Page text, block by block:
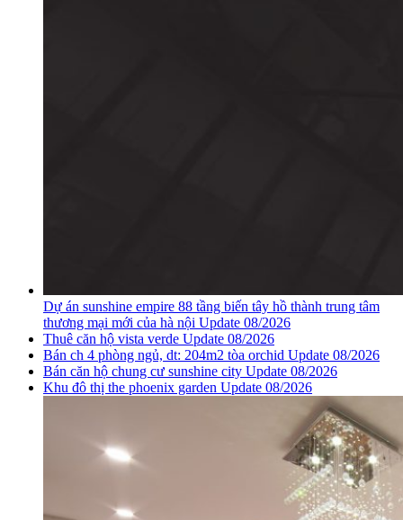
Dự án sunshine empire 88 tầng biến tây hồ thành trung tâm
thương mại mới của hà nội Update 08/2026
Thuê căn hộ vista verde Update 08/2026
Bán ch 4 phòng ngủ, dt: 204m2 tòa orchid Update 08/2026
Bán căn hộ chung cư sunshine city Update 08/2026
Khu đô thị the phoenix garden Update 08/2026